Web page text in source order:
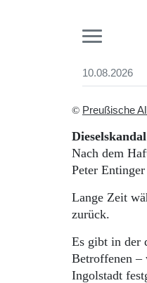
10.08.2026
Start
Archiv
© Preußische
Nach dem
Peter Entinger
Lange Zeit
zurück.
Es gibt in der
Betroffenen –
Ingolstadt